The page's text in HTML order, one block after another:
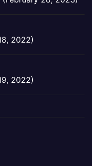
2022)
2022)